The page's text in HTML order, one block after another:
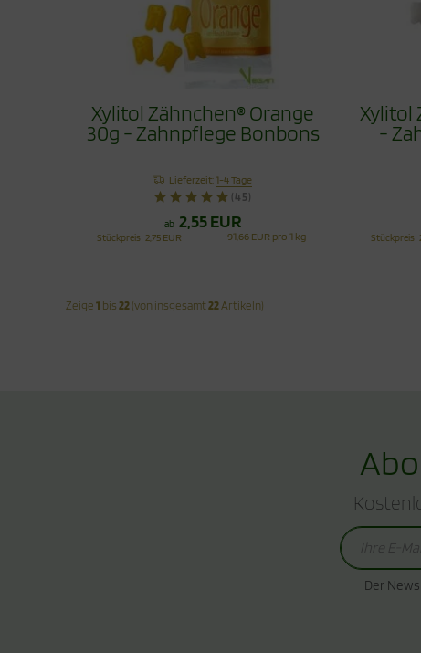
Xylitol Zähnchen® Orange
30g - Zahnpflege Bonbons
Lieferzeit:1-4 Tage
(45)
ab 2,55 EUR
Stückpreis 2,75 EUR 91,66 EUR pro 1 kg
Xylitol
-
Stückpreis
Zeige 1 bis 22 (von insgesamt22 Artikeln)
Der